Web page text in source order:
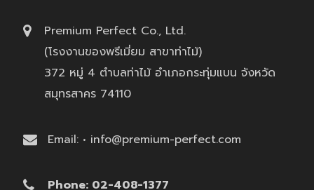
Premium Perfect Co., Ltd.
(โรงงานของพรีเมี่ยม สาขาท่าไม้)
372 หมู่ 4 ตำบลท่าไม้ อำเภอกระทุ่มแบน จังหวัด
สมุทรสาคร 74110
Email: • info@premium-perfect.com
Phone: 02-408-1377